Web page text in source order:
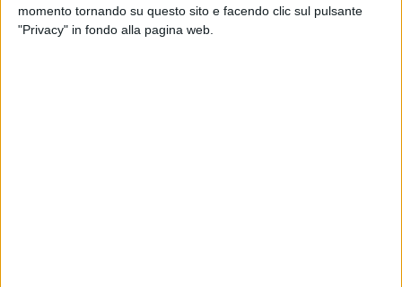
momento tornando su questo sito e facendo clic sul pulsante
"Privacy" in fondo alla pagina web.
cenando con i suoi compagni di scuola e alcuni docenti
quando, all'improvviso, ha avvertito un malore. I presenti